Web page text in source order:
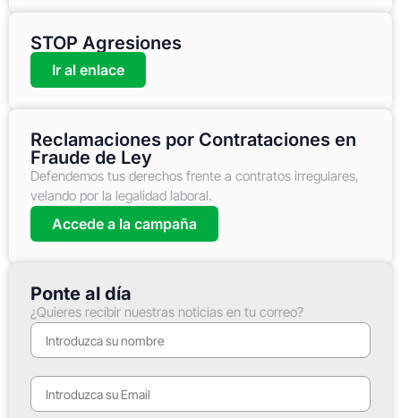
STOP Agresiones
Ir al enlace
Reclamaciones por Contrataciones en
Fraude de Ley
Defendemos tus derechos frente a contratos irregulares,
velando por la legalidad laboral.
Accede a la campaña
Ponte al día
¿Quieres recibir nuestras noticias en tu correo?